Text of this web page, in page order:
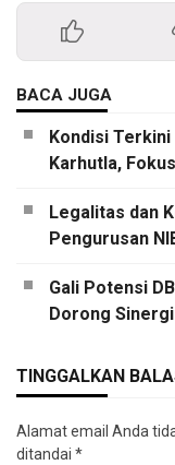
BACA JUGA
Kondisi
Karhutla,
Legalitas dan
Pengurusan
Gali Potensi
Dorong Sinergi
TINGGALKAN
Alamat email Anda
ditandai *